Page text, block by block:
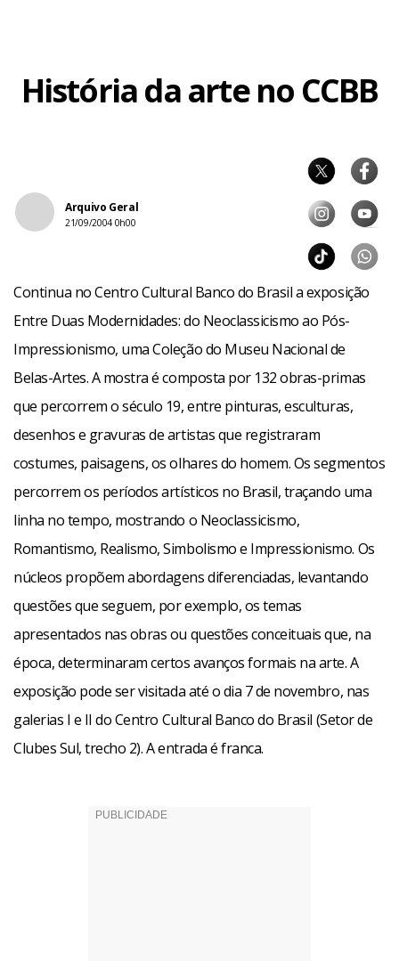
História da arte no CCBB
Arquivo Geral
21/09/2004 0h00
Continua no Centro Cultural Banco do Brasil a exposição
Entre Duas Modernidades: do Neoclassicismo ao Pós-
Impressionismo, uma Coleção do Museu Nacional de
Belas-Artes. A mostra é composta por 132 obras-primas
que percorrem o século 19, entre pinturas, esculturas,
desenhos e gravuras de artistas que registraram
costumes, paisagens, os olhares do homem. Os segmentos
percorrem os períodos artísticos no Brasil, traçando uma
linha no tempo, mostrando o Neoclassicismo,
Romantismo, Realismo, Simbolismo e Impressionismo. Os
núcleos propõem abordagens diferenciadas, levantando
questões que seguem, por exemplo, os temas
apresentados nas obras ou questões conceituais que, na
época, determinaram certos avanços formais na arte. A
exposição pode ser visitada até o dia 7 de novembro, nas
galerias I e II do Centro Cultural Banco do Brasil (Setor de
Clubes Sul, trecho 2). A entrada é franca.